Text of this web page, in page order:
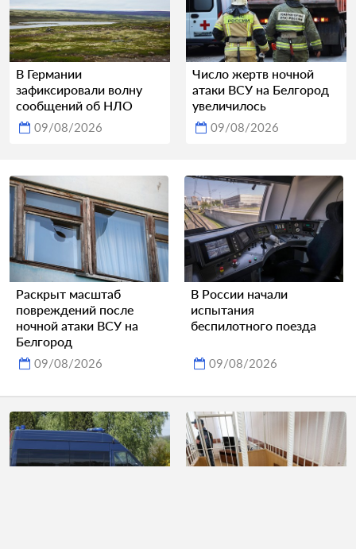
В Германии
зафиксировали волну
сообщений об НЛО
09/08/2026
Число жертв ночной
атаки ВСУ на Белгород
увеличилось
09/08/2026
Раскрыт масштаб
повреждений после
ночной атаки ВСУ на
Белгород
09/08/2026
В России начали
испытания
беспилотного поезда
09/08/2026